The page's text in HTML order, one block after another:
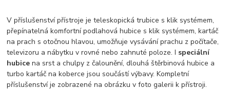
V příslušenství přístroje je teleskopická trubice s klik systémem,
přepínatelná komfortní podlahová hubice s klik systémem, kartáč
na prach s otočnou hlavou, umožňuje vysávání prachu z počítače,
televizoru a nábytku v rovné nebo zahnuté poloze. I speciální
hubice na srst a chulpy z čalounění, dlouhá štěrbinová hubice a
turbo kartáč na koberce jsou součástí výbavy. Kompletní
příslušenství je zobrazené na obrázku v foto galerii k přístroji.